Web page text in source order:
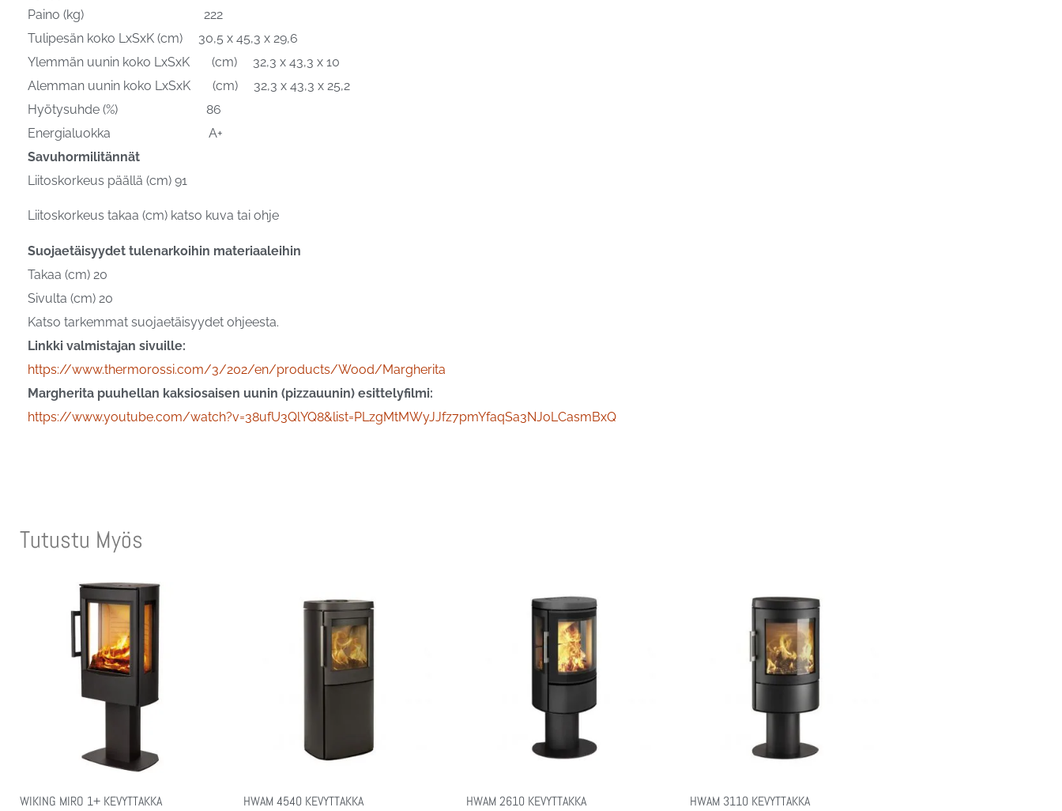
Paino (kg) 222
Tulipesän koko LxSxK (cm) 30,5 x 45,3 x 29,6
Ylemmän uunin koko LxSxK (cm) 32,3 x 43,3 x 10
Alemman uunin koko LxSxK (cm) 32,3 x 43,3 x 25,2
Hyötysuhde (%) 86
Energialuokka A+
Savuhormilitännät
Liitoskorkeus päällä (cm) 91
Liitoskorkeus takaa (cm) katso kuva tai ohje
Suojaetäisyydet tulenarkoihin materiaaleihin
Takaa (cm) 20
Sivulta (cm) 20
Katso tarkemmat suojaetäisyydet ohjeesta.
Linkki valmistajan sivuille:
https://www.thermorossi.com/3/202/en/products/Wood/Margherita
Margherita puuhellan kaksiosaisen uunin (pizzauunin) esittelyfilmi:
https://www.youtube.com/watch?v=38ufU3QlYQ8&list=PLzgMtMWyJJfz7pmYfaqSa3NJoLCasmBxQ
Tutustu Myös
WIKING MIRO 1+ KEVYTTAKKA HWAM 4540 KEVYTTAKKA HWAM 2610 KEVYTTAKKA HWAM 3110 KEVYTTAKKA